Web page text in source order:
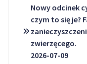
Nowy odcinek
czym to się je?
zwierzęcego.
2026-07-09